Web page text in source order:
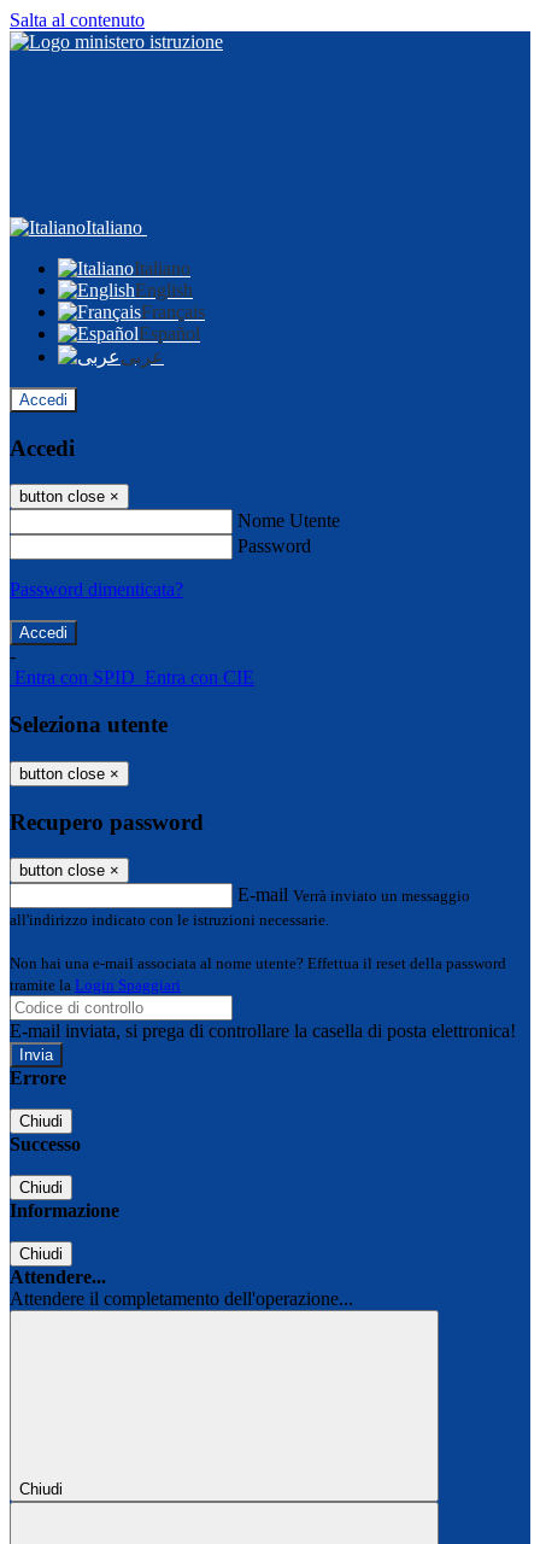
Salta al contenuto
Italiano
Italiano
English
Français
Español
عربى
Accedi
Accedi
button close ×
Nome Utente
Password
Password dimenticata?
-
Entra con SPID Entra con CIE
Seleziona utente
button close ×
Recupero password
button close ×
E-mail Verrà inviato un messaggio
all'indirizzo indicato con le istruzioni necessarie.
Non hai una e-mail associata al nome utente? Effettua il reset della password
tramite la Login Spaggiari
E-mail inviata, si prega di controllare la casella di posta elettronica!
Errore
Chiudi
Successo
Chiudi
Informazione
Chiudi
Attendere...
Attendere il completamento dell'operazione...
Chiudi